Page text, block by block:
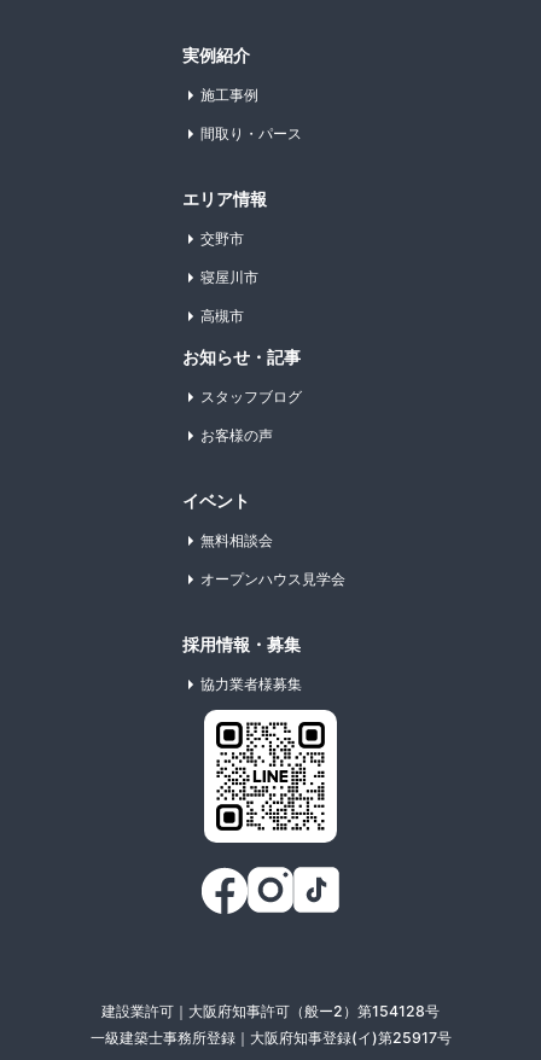
実例紹介
施工事例
間取り・パース
エリア情報
交野市
寝屋川市
高槻市
お知らせ・記事
スタッフブログ
お客様の声
イベント
無料相談会
オープンハウス見学会
採用情報・募集
協力業者様募集
建設業許可｜大阪府知事許可（般ー2）第154128号
一級建築士事務所登録｜大阪府知事登録(イ)第25917号